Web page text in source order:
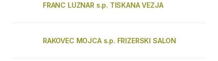
FRANC LUZNAR s.p. TISKANA VEZJA
RAKOVEC MOJCA s.p. FRIZERSKI SALON